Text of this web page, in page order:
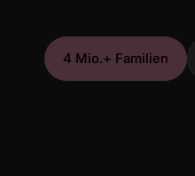
4 Mio.+ Familien